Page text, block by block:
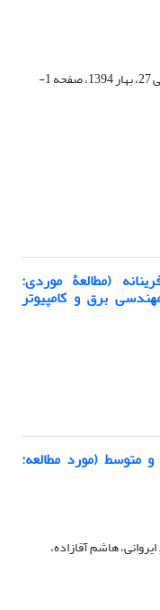
دوره 8، شماره 1 - شماره پیاپی 27، بهار 1394، صفحه 1-
(مطالعۀ موردی:
ﺑﺮق و ﮐﺎﻣﭙﯿﻮﺗﺮ
متوسط (مورد مطالعه:
هاشم آقازاده،